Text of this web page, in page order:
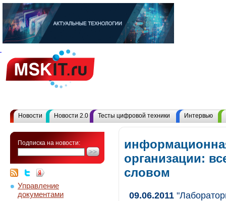
Новости Новости 2.0 Тесты цифровой техники Интервью
Подписка на новости:
Управление
документами
организации:
словом
09.06.2011